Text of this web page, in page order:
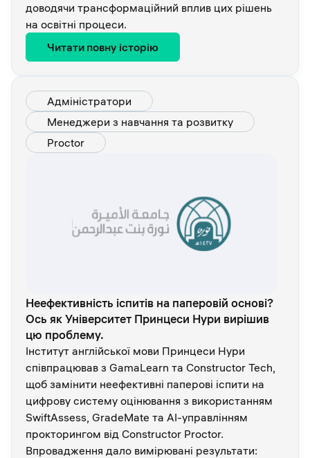
доводячи трансформаційний вплив цих рішень
на освітні процеси.
Читати повну історію
Адміністратори
Менеджери з навчання та розвитку
Proctor
Неефективність іспитів на паперовій основі?
Ось як Університет Принцеси Нури вирішив
цю проблему.
Інститут англійської мови Принцеси Нури
співпрацював з GamaLearn та Constructor Tech,
щоб замінити неефективні паперові іспити на
цифрову систему оцінювання з використанням
SwiftAssess, GradeMate та AI-управлінням
прокторингом від Constructor Proctor.
Впровадження дало вимірювані результати: